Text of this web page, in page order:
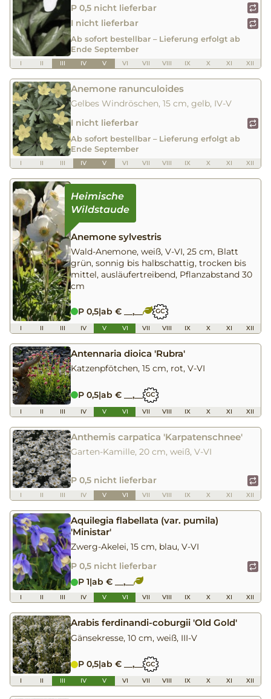
P 0,5 nicht lieferbar
I nicht lieferbar
Ab sofort bestellbar – Lieferung erfolgt ab
Ende September
I II III IV V VI VII VIII IX X XI XII
Anemone ranunculoides
Gelbes Windröschen, 15 cm, gelb, IV-V
I nicht lieferbar
Ab sofort bestellbar – Lieferung erfolgt ab
Ende September
I II III IV V VI VII VIII IX X XI XII
Anemone sylvestris
Wald-Anemone, weiß, V-VI, 25 cm, Blatt
grün, sonnig bis halbschattig, trocken bis
mittel, ausläufertreibend, Pflanzabstand 30
cm
P 0,5|ab € __,__ GC
I II III IV V VI VII VIII IX X XI XII
Antennaria dioica 'Rubra'
Katzenpfötchen, 15 cm, rot, V-VI
P 0,5|ab € __,__ GC
I II III IV V VI VII VIII IX X XI XII
Anthemis carpatica 'Karpatenschnee'
Garten-Kamille, 20 cm, weiß, V-VI
P 0,5 nicht lieferbar
I II III IV V VI VII VIII IX X XI XII
Aquilegia flabellata (var. pumila)
'Ministar'
Zwerg-Akelei, 15 cm, blau, V-VI
P 0,5 nicht lieferbar
P 1|ab € __,__
I II III IV V VI VII VIII IX X XI XII
Arabis ferdinandi-coburgii 'Old Gold'
Gänsekresse, 10 cm, weiß, III-V
P 0,5|ab € __,__ GC
I II III IV V VI VII VIII IX X XI XII